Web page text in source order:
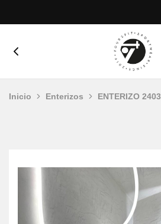
rendimiento
Inicio Enterizos ENTERIZO 2403